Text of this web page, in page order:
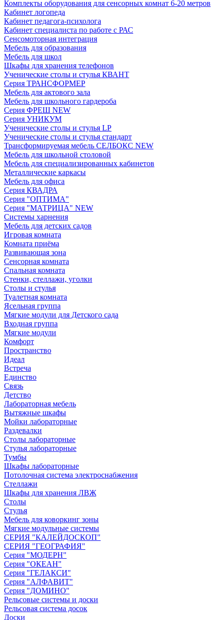
Комплекты оборудования для сенсорных комнат 6-20 метров
Кабинет логопеда
Кабинет педагога-психолога
Кабинет специалиста по работе с РАС
Сенсомоторная интеграция
Мебель для образования
Мебель для школ
Шкафы для хранения телефонов
Ученические столы и стулья КВАНТ
Серия ТРАНСФОРМЕР
Мебель для актового зала
Мебель для школьного гардероба
Серия ФРЕШ NEW
Серия УНИКУМ
Ученические столы и стулья LP
Ученические столы и стулья стандарт
Трансформируемая мебель СЕЛБОКС NEW
Мебель для школьной столовой
Мебель для специализированных кабинетов
Металлические каркасы
Мебель для офиса
Серия КВАДРА
Серия "ОПТИМА"
Серия "МАТРИЦА" NEW
Системы харнения
Мебель для детских садов
Игровая комната
Комната приёма
Развивающая зона
Сенсорная комната
Спальная комната
Стенки, стеллажи, уголки
Столы и стулья
Туалетная комната
Ясельная группа
Мягкие модули для Детского сада
Входная группа
Мягкие модули
Комфорт
Пространство
Идеал
Встреча
Единство
Связь
Детство
Лабораторная мебель
Вытяжные шкафы
Мойки лабораторные
Раздевалки
Столы лабораторные
Стулья лабораторные
Тумбы
Шкафы лабораторные
Потолочная система электроснабжения
Стеллажи
Шкафы для хранения ЛВЖ
Столы
Стулья
Мебель для коворкинг зоны
Мягкие модульные системы
СЕРИЯ "КАЛЕЙДОСКОП"
СЕРИЯ "ГЕОГРАФИЯ"
Серия "МОДЕРН"
Серия "ОКЕАН"
Серия "ГЕЛАКСИ"
Серия "АЛФАВИТ"
Серия "ДОМИНО"
Рельсовые системы и доски
Рельсовая система досок
Доски